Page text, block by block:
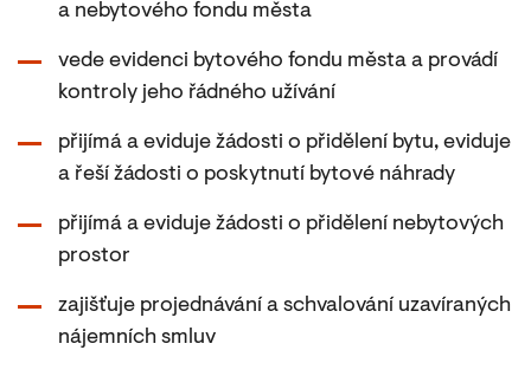
a nebytového fondu města
vede evidenci bytového fondu města a provádí
kontroly jeho řádného užívání
přijímá a eviduje žádosti o přidělení bytu, eviduje
a řeší žádosti o poskytnutí bytové náhrady
přijímá a eviduje žádosti o přidělení nebytových
prostor
zajišťuje projednávání a schvalování uzavíraných
nájemních smluv